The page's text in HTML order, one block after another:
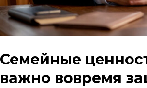
Семейные
важно вовремя